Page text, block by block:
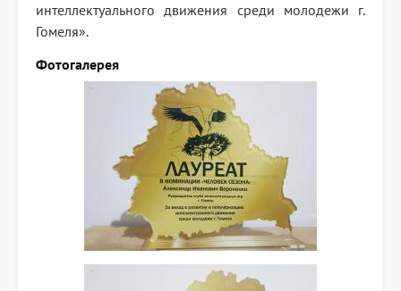
интеллектуального движения среди молодежи г.
Гомеля».
Фотогалерея